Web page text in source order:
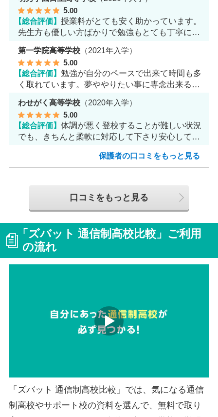
5.00
【総合評価】授業料がとても安く助かっています。
先生方も優しい方ばかりで勉強もとても丁寧に教
第一学院高等学校 （2021年入学）
5.00
【総合評価】勉強が自分のペースで出来て時間も多
く取れています。夢ややりたい事に専念出来る点
で良いと思います。
わせがく高等学校 （2020年入学）
5.00
【総合評価】体調が悪く登校することが難しい状況
でも、きちんと柔軟に対応して下さり安心して進
保護者の口コミをもっと見る
口コミをもっと見る
「ズバット 通信制高校比較」ご利用
の流れ
「ズバット 通信制高校比較」では、気になる通信
制高校やサポート校の資料を選んで、無料で取り